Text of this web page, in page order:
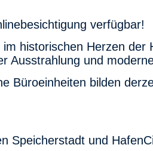
verfügbar!
historischen Herzen
Ausstrahlung und
Büroeinheiten bilden
Speicherstadt und